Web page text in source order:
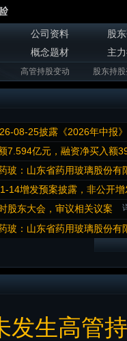
公司资料
股
概念题材 主
高管持股变动 股东持
08-25披露《2026年中报》
7.594亿元，融资净买入额
药玻：山东省药用玻璃股份
14增发预案披露，非公开
股东大会，审议相关议案
药玻：山东省药用玻璃股份
发生高管